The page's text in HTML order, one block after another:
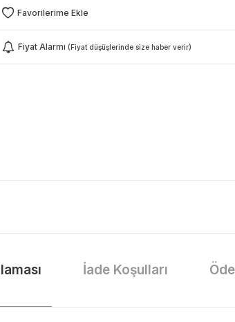
Favorilerime Ekle
Fiyat Alarmı (Fiyat düşüşlerinde size haber verir)
İade Koşulları